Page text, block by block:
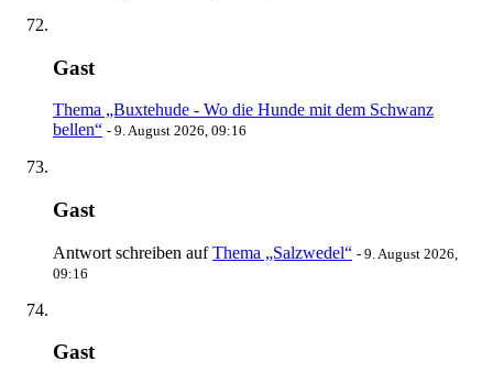
Gast
Thema „Buxtehude - Wo die Hunde mit dem Schwanz
bellen“ - 9. August 2026, 09:16
Gast
Antwort schreiben aufThema „Salzwedel“ - 9. August 2026,
09:16
Gast